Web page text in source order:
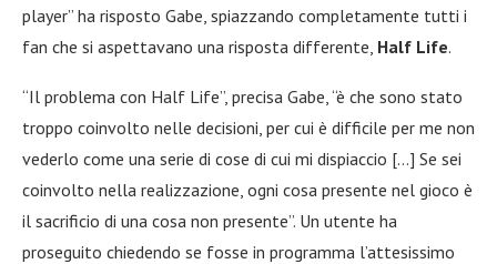
player” ha risposto Gabe, spiazzando completamente tutti i
fan che si aspettavano una risposta differente, Half Life.
“Il problema con Half Life”, precisa Gabe, “è che sono stato
troppo coinvolto nelle decisioni, per cui è difficile per me non
vederlo come una serie di cose di cui mi dispiaccio […] Se sei
coinvolto nella realizzazione, ogni cosa presente nel gioco è
il sacrificio di una cosa non presente”. Un utente ha
proseguito chiedendo se fosse in programma l’attesissimo